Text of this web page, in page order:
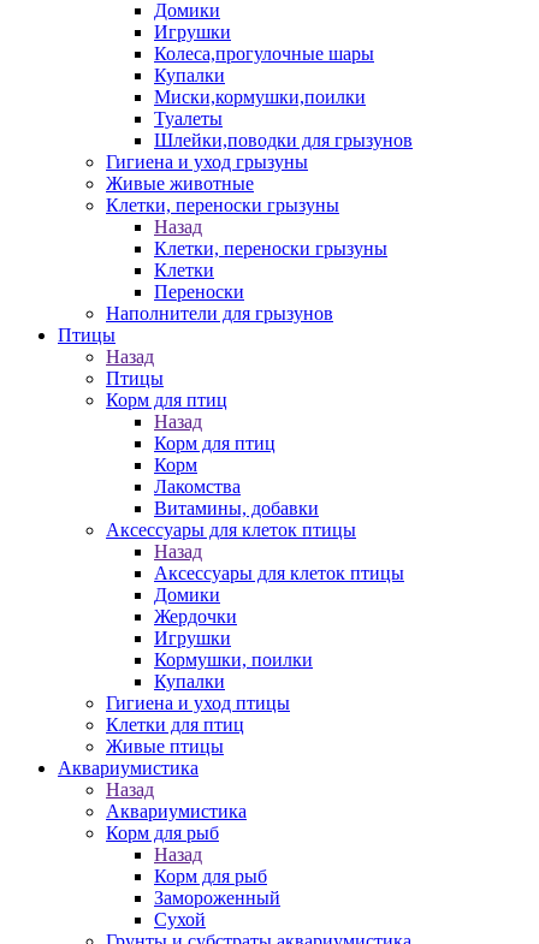
Домики
Игрушки
Колеса,прогулочные шары
Купалки
Миски,кормушки,поилки
Туалеты
Шлейки,поводки для грызунов
Гигиена и уход грызуны
Живые животные
Клетки, переноски грызуны
Назад
Клетки, переноски грызуны
Клетки
Переноски
Наполнители для грызунов
Птицы
Назад
Птицы
Корм для птиц
Назад
Корм для птиц
Корм
Лакомства
Витамины, добавки
Аксессуары для клеток птицы
Назад
Аксессуары для клеток птицы
Домики
Жердочки
Игрушки
Кормушки, поилки
Купалки
Гигиена и уход птицы
Клетки для птиц
Живые птицы
Аквариумистика
Назад
Аквариумистика
Корм для рыб
Назад
Корм для рыб
Замороженный
Сухой